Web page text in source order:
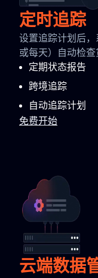
定时追踪
设置追踪计划后
或每天）自动检
定期状态报告
跨境追踪
自动追踪计划
免费开始
云端数据